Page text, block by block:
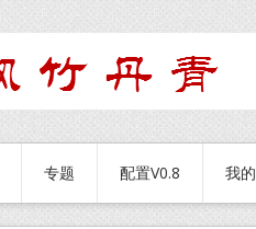
专题 配置V0.8 我